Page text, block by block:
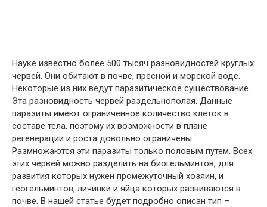
Науке известно более 500 тысяч разновидностей круглых
червей. Они обитают в почве, пресной и морской воде.
Некоторые из них ведут паразитическое существование.
Эта разновидность червей раздельнополая. Данные
паразиты имеют ограниченное количество клеток в
составе тела, поэтому их возможности в плане
регенерации и роста довольно ограничены.
Размножаются эти паразиты только половым путем. Всех
этих червей можно разделить на биогельминтов, для
развития которых нужен промежуточный хозяин, и
геогельминтов, личинки и яйца которых развиваются в
почве. В нашей статье будет подробно описан тип –